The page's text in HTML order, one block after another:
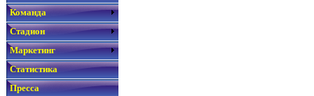
Команда
Стадион
Маркетинг
Статистика
Пресса